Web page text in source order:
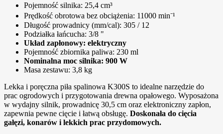
Pojemność silnika: 25,4 cm³
Prędkość obrotowa bez obciążenia: 11000 min⁻¹
Długość prowadnicy (mm/cal): 305 / 12
Podziałka łańcucha: 3/8 "
Układ zapłonowy: elektryczny
Pojemność zbiornika paliwa: 230 ml
Nominalna moc silnika: 900 W
Masa zestawu: 3,8 kg
Lekka i poręczna piła spalinowa K300S to idealne narzędzie do
prac ogrodowych i przygotowania drewna opałowego. Wyposażona
w wydajny silnik, prowadnicę 30,5 cm oraz elektroniczny zapłon,
zapewnia pewne cięcie i łatwą obsługę. Doskonała do cięcia
gałęzi, konarów i lekkich prac przydomowych.